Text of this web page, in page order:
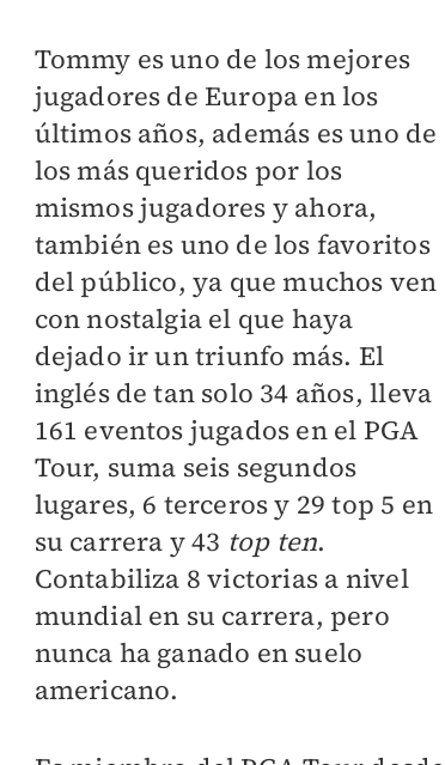
Tommy es uno de los mejores
jugadores de Europa en los
últimos años, además es uno de
los más queridos por los
mismos jugadores y ahora,
también es uno de los favoritos
del público, ya que muchos ven
con nostalgia el que haya
dejado ir un triunfo más. El
inglés de tan solo 34 años, lleva
161 eventos jugados en el PGA
Tour, suma seis segundos
lugares, 6 terceros y 29 top 5 en
su carrera y 43 top ten.
Contabiliza 8 victorias a nivel
mundial en su carrera, pero
nunca ha ganado en suelo
americano.